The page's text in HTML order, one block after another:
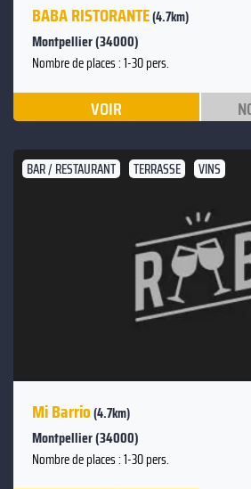
BABA RISTORANTE(4.7km)
Montpellier (34000)
Nombre de places : 1-30 pers.
VOIR
BAR / RESTAURANT TERRASSE VINS
Mi Barrio(4.7km)
Montpellier (34000)
Nombre de places : 1-30 pers.